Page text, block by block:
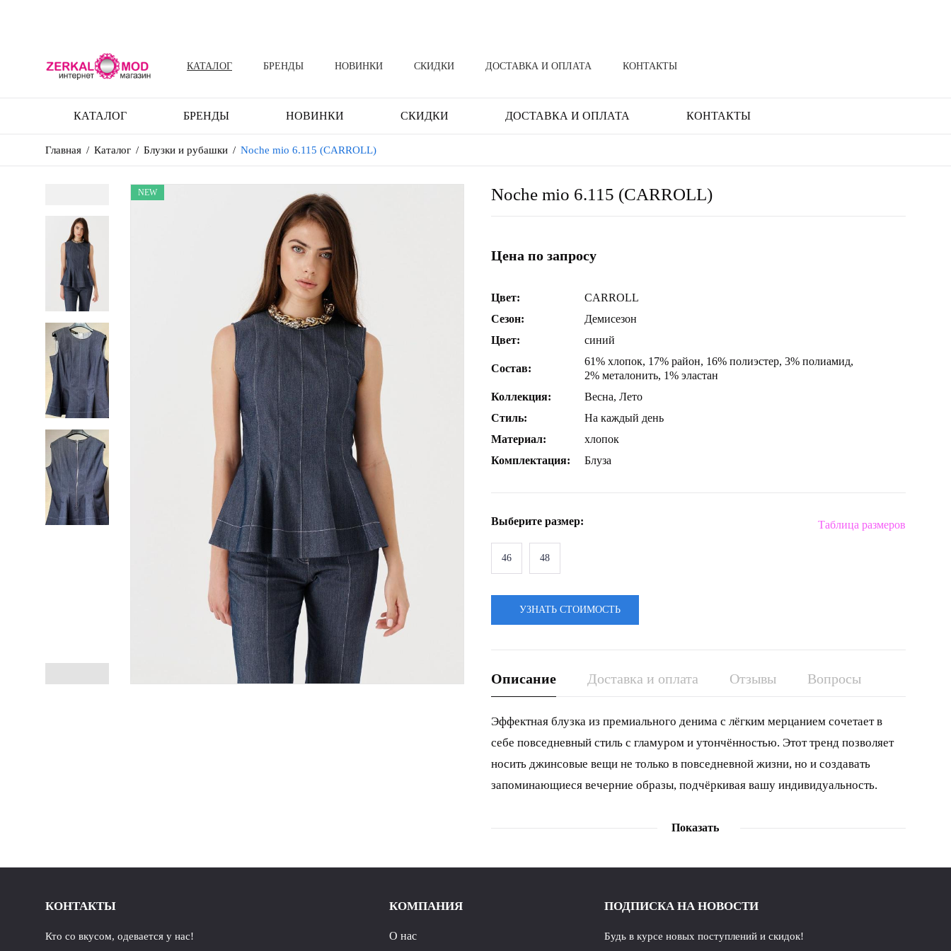
КАТАЛОГ БРЕНДЫ НОВИНКИ СКИДКИ ДОСТАВКА И ОПЛАТА КОНТАКТЫ
КАТАЛОГ БРЕНДЫ НОВИНКИ СКИДКИ ДОСТАВКА И ОПЛАТА КОНТАКТЫ
Главная / Каталог / Блузки и рубашки / Noche mio 6.115 (CARROLL)
NEW Noche mio 6.115 (CARROLL)
Цена по запросу
Цвет:
CARROLL
Сезон:
Демисезон
Цвет:
синий
Состав:
61% хлопок, 17% район, 16% полиэстер, 3% полиамид,
2% металонить, 1% эластан
Коллекция:
Весна, Лето
Стиль:
На каждый день
Материал:
хлопок
Комплектация:
Блуза
Выберите размер:
46 48
Таблица размеров
УЗНАТЬ СТОИМОСТЬ
Описание Доставка и оплата Отзывы Вопросы
Эффектная блузка из премиального денима с лёгким мерцанием сочетает в
себе повседневный стиль с гламуром и утончённостью. Этот тренд позволяет
носить джинсовые вещи не только в повседневной жизни, но и создавать
запоминающиеся вечерние образы, подчёркивая вашу индивидуальность.
Показать
КОНТАКТЫ
Кто со вкусом, одевается у нас!
КОМПАНИЯ
О нас
ПОДПИСКА НА НОВОСТИ
Будь в курсе новых поступлений и скидок!